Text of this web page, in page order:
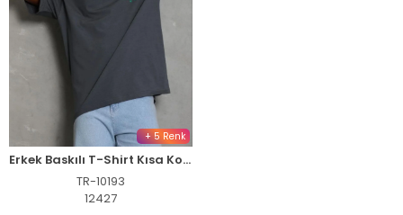
+ 5 Renk
Erkek Baskılı T-Shirt Kısa Kol Bisiklet Yaka Regular Fit Rahat Tişört - Füme
TR-10193
12427